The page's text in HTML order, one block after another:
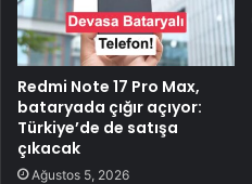
Redmi Note 17 Pro Max,
bataryada çığır açıyor:
Türkiye’de de satışa
çıkacak
Ağustos 5, 2026